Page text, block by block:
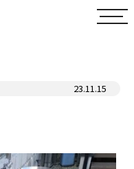
toggle
23.11.15